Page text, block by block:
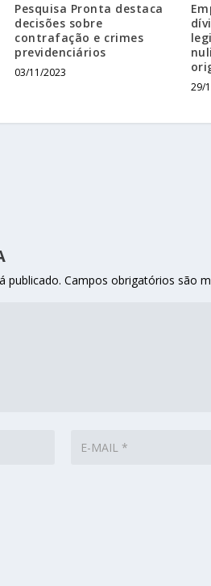
Pesquisa Pronta destaca
decisões sobre
contrafação e crimes
previdenciários
03/11/2023
29/
publicado. Campos obrigatórios são